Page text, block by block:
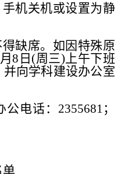
机关机或设置为静
缺席。如因特殊原
月8 日 (周三) 上午下班
向学科建设办公室
电话： 2355681 ；
单